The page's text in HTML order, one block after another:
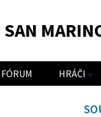
SAN
FÓRUM HRÁČI